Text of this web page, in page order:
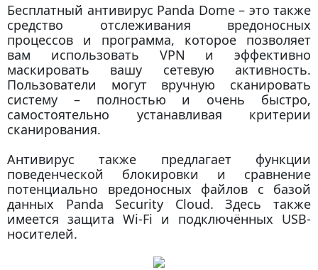
Бесплатный антивирус Panda Dome – это также
средство отслеживания вредоносных
процессов и программа, которое позволяет
вам использовать VPN и эффективно
маскировать вашу сетевую активность.
Пользователи могут вручную сканировать
систему – полностью и очень быстро,
самостоятельно устанавливая критерии
сканирования.
Антивирус также предлагает функции
поведенческой блокировки и сравнение
потенциально вредоносных файлов с базой
данных Panda Security Cloud. Здесь также
имеется защита Wi-Fi и подключённых USB-
носителей.